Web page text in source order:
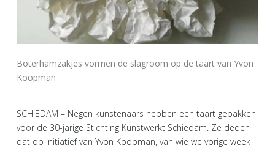
Boterhamzakjes vormen de slagroom op de taart van Yvon
Koopman
SCHIEDAM – Negen kunstenaars hebben een taart gebakken
voor de 30-jarige Stichting Kunstwerkt Schiedam. Ze deden
dat op initiatief van Yvon Koopman, van wie we vorige week